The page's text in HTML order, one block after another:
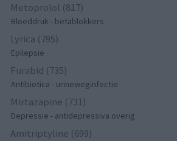
Metoprolol (817)
Bloeddruk - betablokkers
Lyrica (795)
Epilepsie
Furabid (735)
Antibiotica - urineweginfectie
Mirtazapine (731)
Depressie - antidepressiva overig
Amitriptyline (699)